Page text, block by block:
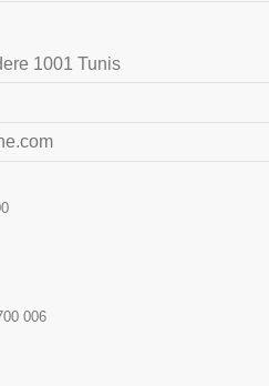
1001 Tunis
006